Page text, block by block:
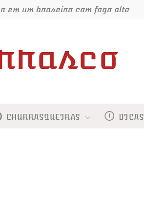
um braseiro com fogo alto
CHURRASQUEIRAS DICAS